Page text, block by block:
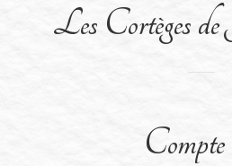
Les Cortèges de
Compte